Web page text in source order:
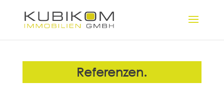
Referenzen.